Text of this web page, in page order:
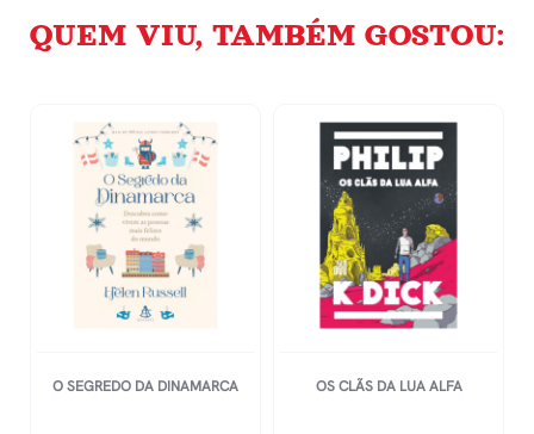
QUEM VIU, TAMBÉM GOSTOU:
O SEGREDO DA DINAMARCA OS CLÃS DA LUA ALFA